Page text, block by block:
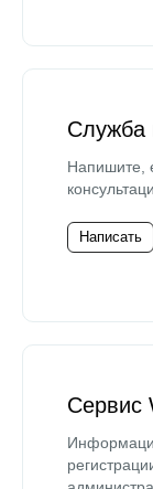
Служба
Напишите,
Написать
Сервис